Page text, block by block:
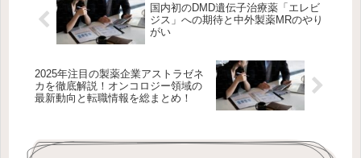
国内初のDMD遺伝子治療薬「エレビ
ジス」への期待と中外製薬MRのやり
がい
2025年注目の製薬企業アストラゼネ
カを徹底解説！オンコロジー領域の
最新動向と転職情報を総まとめ！